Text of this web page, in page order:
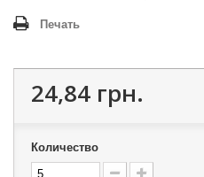
Печать
24,84 грн.
Количество